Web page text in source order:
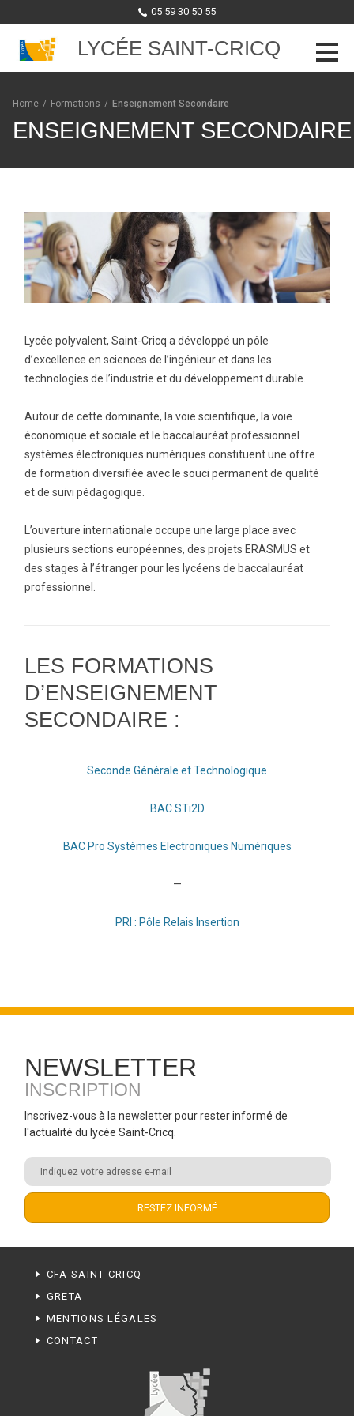
05 59 30 50 55
LYCÉE SAINT-CRICQ
Skip to content
Home / Formations / Enseignement Secondaire
ENSEIGNEMENT SECONDAIRE
Lycée polyvalent, Saint-Cricq a développé un pôle
d’excellence en sciences de l’ingénieur et dans les
technologies de l’industrie et du développement durable.
Autour de cette dominante, la voie scientifique, la voie
économique et sociale et le baccalauréat professionnel
systèmes électroniques numériques constituent une offre
de formation diversifiée avec le souci permanent de qualité
et de suivi pédagogique.
L’ouverture internationale occupe une large place avec
plusieurs sections européennes, des projets ERASMUS et
des stages à l’étranger pour les lycéens de baccalauréat
professionnel.
LES FORMATIONS
D’ENSEIGNEMENT
SECONDAIRE :
Seconde Générale et Technologique
BAC STi2D
BAC Pro Systèmes Electroniques Numériques
—
PRI : Pôle Relais Insertion
NEWSLETTER
INSCRIPTION
Inscrivez-vous à la newsletter pour rester informé de
l'actualité du lycée Saint-Cricq.
CFA SAINT CRICQ
GRETA
MENTIONS LÉGALES
CONTACT